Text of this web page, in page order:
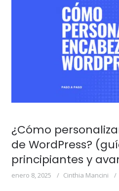
¿Cómo
de WordPress?
principiantes y
enero 8, 2025 Cinthia Mancini